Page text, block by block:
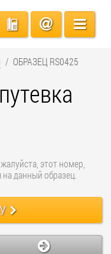
ОБРАЗЕЦ RS0425
этот номер,
на данный образец.